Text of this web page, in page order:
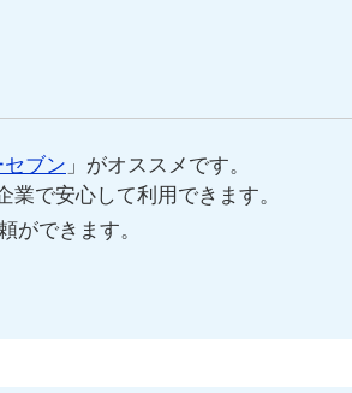
セブン 」がオススメです。
で安心して利用できます。
ができます。